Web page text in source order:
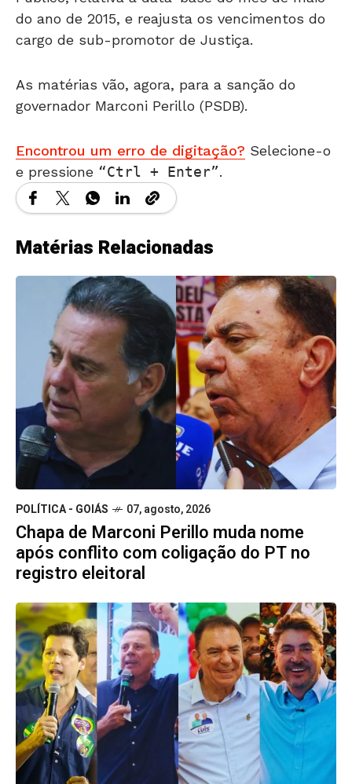
do ano de 2015, e reajusta os vencimentos do
cargo de sub-promotor de Justiça.
As matérias vão, agora, para a sanção do
governador Marconi Perillo (PSDB).
Encontrou um erro de digitação? Selecione-o
e pressione
Ctrl + Enter .
Matérias Relacionadas
POLÍTICA - GOIÁS 07, agosto, 2026
Chapa de Marconi Perillo muda nome
após conflito com coligação do PT no
registro eleitoral